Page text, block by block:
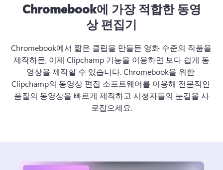
로그인
무료 체험하기
Chromebook에 가장 적합한 동영
상 편집기
Chromebook에서 짧은 클립을 만들든 영화 수준의 작품을
제작하든, 이제 Clipchamp 기능을 이용하면 보다 쉽게 동
영상을 제작할 수 있습니다. Chromebook을 위한
Clipchamp의 동영상 편집 소프트웨어를 이용해 전문적인
품질의 동영상을 빠르게 제작하고 시청자들의 눈길을 사
로잡으세요.